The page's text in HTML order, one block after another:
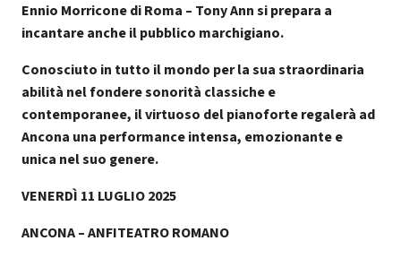
Ennio Morricone di Roma – Tony Ann si prepara a
incantare anche il pubblico marchigiano.
Conosciuto in tutto il mondo per la sua straordinaria
abilità nel fondere sonorità classiche e
contemporanee, il virtuoso del pianoforte regalerà ad
Ancona una performance intensa, emozionante e
unica nel suo genere.
VENERDÌ 11 LUGLIO 2025
ANCONA – ANFITEATRO ROMANO